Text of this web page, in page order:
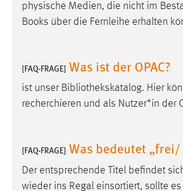
physische Medien, die nicht im
Books über die Fernleihe erhalten
[FAQ-FRAGE] Was ist der OPAC?
ist unser Bibliothekskatalog. Hier
recherchieren und als Nutzer*in der
[FAQ-FRAGE] Was bedeutet „frei/
Der entsprechende Titel befindet
wieder ins Regal einsortiert, sollte